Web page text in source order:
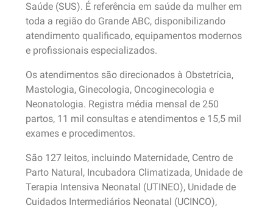
Saúde (SUS). É referência em saúde da mulher em
toda a região do Grande ABC, disponibilizando
atendimento qualificado, equipamentos modernos
e profissionais especializados.
Os atendimentos são direcionados à Obstetrícia,
Mastologia, Ginecologia, Oncoginecologia e
Neonatologia. Registra média mensal de 250
partos, 11 mil consultas e atendimentos e 15,5 mil
exames e procedimentos.
São 127 leitos, incluindo Maternidade, Centro de
Parto Natural, Incubadora Climatizada, Unidade de
Terapia Intensiva Neonatal (UTINEO), Unidade de
Cuidados Intermediários Neonatal (UCINCO),